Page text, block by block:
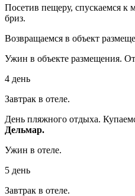
Посетив пещеру, спускаемся
бриз.
Возвращаемся в объект
Ужин в объекте размещения.
4 день
Завтрак в отеле.
День пляжного отдыха.
Дельмар.
Ужин в отеле.
5 день
Завтрак в отеле.